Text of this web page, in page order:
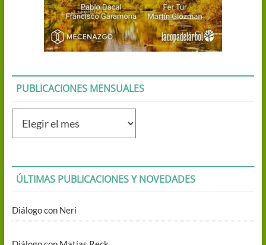
PUBLICACIONES MENSUALES
mensuales
ÚLTIMAS PUBLICACIONES Y NOVEDADES
Diálogo con Neri